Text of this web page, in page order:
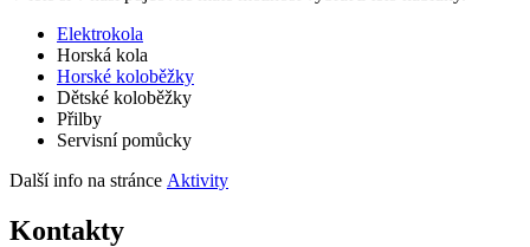
Elektrokola
Horská kola
Horské koloběžky
Dětské koloběžky
Přilby
Servisní pomůcky
Další info na stránce Aktivity
Kontakty